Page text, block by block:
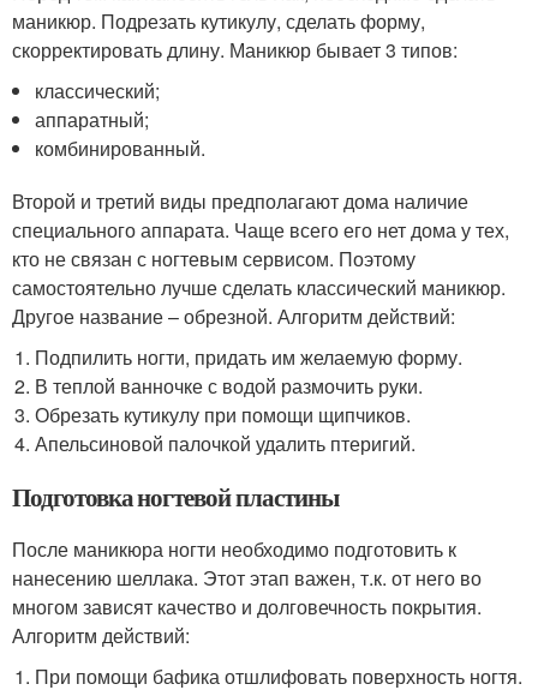
маникюр. Подрезать кутикулу, сделать форму,
скорректировать длину. Маникюр бывает 3 типов:
классический;
аппаратный;
комбинированный.
Второй и третий виды предполагают дома наличие
специального аппарата. Чаще всего его нет дома у тех,
кто не связан с ногтевым сервисом. Поэтому
самостоятельно лучше сделать классический маникюр.
Другое название – обрезной. Алгоритм действий:
Подпилить ногти, придать им желаемую форму.
В теплой ванночке с водой размочить руки.
Обрезать кутикулу при помощи щипчиков.
Апельсиновой палочкой удалить птеригий.
Подготовка ногтевой пластины
После маникюра ногти необходимо подготовить к
нанесению шеллака. Этот этап важен, т.к. от него во
многом зависят качество и долговечность покрытия.
Алгоритм действий:
При помощи бафика отшлифовать поверхность ногтя.